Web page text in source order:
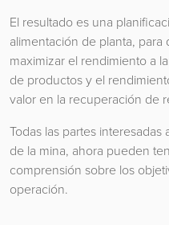
El resultado es una
alimentación de planta,
maximizar el rendimiento a
de productos y el
valor en la recuperación de
Todas las partes
de la mina, ahora pueden
comprensión sobre los
operación.